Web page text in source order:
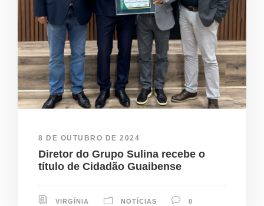
8 DE OUTUBRO DE 2024
Diretor do Grupo Sulina recebe o
título de Cidadão Guaibense
VIRGÍNIA NOTÍCIAS 0